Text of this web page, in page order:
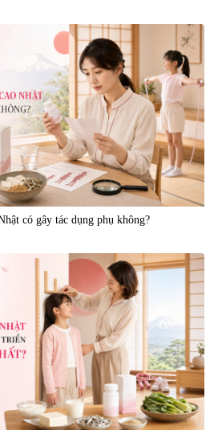
có gây tác dụng phụ không?